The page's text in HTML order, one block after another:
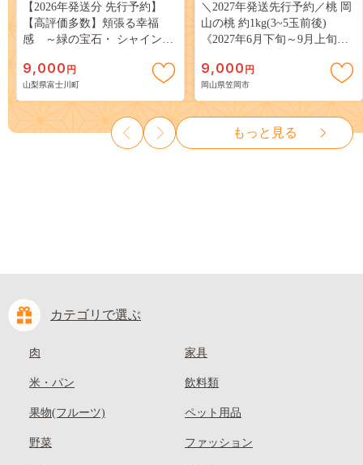
【2026年発送分 先行予約】
【高評価多数】頬張る幸福
感 ～緑の宝石・ シャインマ
３房） フルーツ 山梨県産 果
物 くだもの シャイン マスカ
ット ぶどう ブドウ 葡萄 大粒
種なし 先行予約 富士川町
10000円 一万円 9000円 九千円
9,000 円
山梨県富士川町
＼2027年発送先行予約／桃 岡
山の桃 約1kg(3~5玉前後)
《2027年6月下旬～9月上旬頃
岡山 はくとう スイーツ フル
ーツ 果物 デザート 旬 モモ も
も 先行予約 送料無料 果物 岡
山県 笠岡市 清水白桃 白鳳 白
麗 クール便---
kasaoka_zsy_419_100---
9,000 円
岡山県笠岡市
もっと見る
カテゴリで選ぶ
肉
米・パン
果物(フルーツ)
野菜
家具
飲料類
ペット用品
ファッション